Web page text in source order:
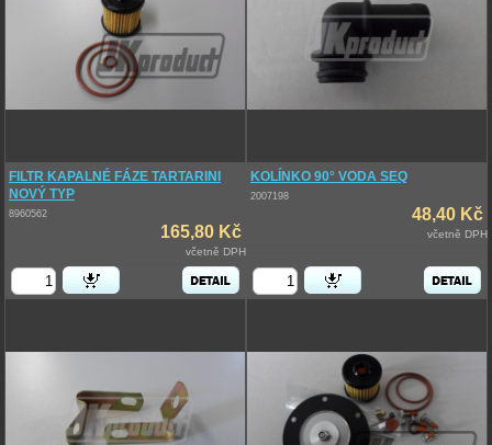
FILTR KAPALNÉ FÁZE TARTARINI
NOVÝ TYP
8960562
165,80 Kč
včetně DPH
KOLÍNKO 90° VODA SEQ
2007198
48,40 Kč
včetně DPH